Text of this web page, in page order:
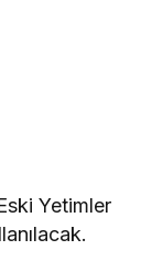
Yetimler